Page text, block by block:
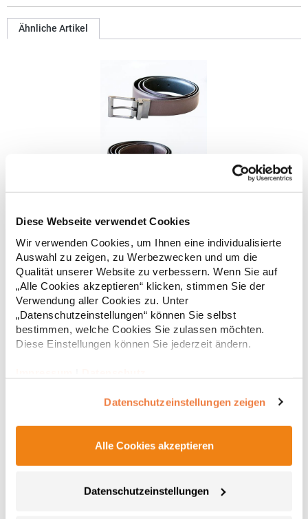
Diese Webseite verwendet Cookies
Wir verwenden Cookies, um Ihnen eine individualisierte
Auswahl zu zeigen, zu Werbezwecken und um die
Qualität unserer Website zu verbessern. Wenn Sie auf
„Alle Cookies akzeptieren“ klicken, stimmen Sie der
Verwendung aller Cookies zu. Unter
„Datenschutzeinstellungen“ können Sie selbst
bestimmen, welche Cookies Sie zulassen möchten.
Diese Einstellungen können Sie jederzeit ändern.
Datenschutzeinstellungen zeigen
Alle Cookies akzeptieren
Datenschutzeinstellungen
Ähnliche Artikel
KX152 Korntex Business- und Gastronomie-
Wendegürtel
Korntex®: Entwickelt und entworfen in Deutschland Gürtel mit
Wendefunktion Ein Gürtel, zwei Farben: Schwarz oder Braun Mit
EAN Barcode ausgestattet 130 cmMaterialzusammensetzung:
100% PolyurethanAngaben zur Produktsicherheit: Herst.-Nr.:
KXGTABHersteller: Korntex GmbH Carl-Zeiss-Straße 5 70736
Fellbach Deutschland E-Mail: info@korntex.com
* Preise inkl. gesetzlicher Mwst. + Versandkosten *